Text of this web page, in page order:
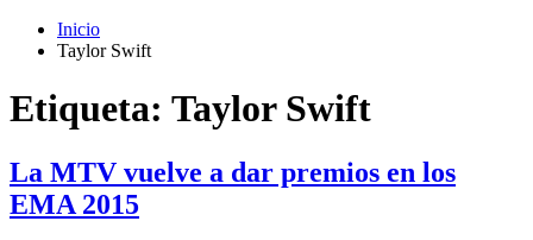
Inicio
Taylor Swift
Etiqueta: Taylor Swift
La MTV vuelve a dar premios en los
EMA 2015